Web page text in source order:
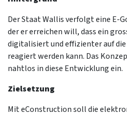
Der Staat Wallis verfolgt eine E-
der er erreichen will, dass ein
digitalisiert und effizienter auf
reagiert werden kann. Das
nahtlos in diese Entwicklung ein.
Zielsetzung
Mit eConstruction soll die